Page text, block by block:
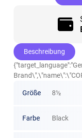
Beschreibung
Größe 8½
Farbe Black